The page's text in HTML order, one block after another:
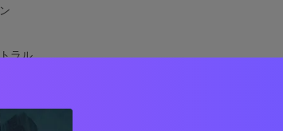
ラル